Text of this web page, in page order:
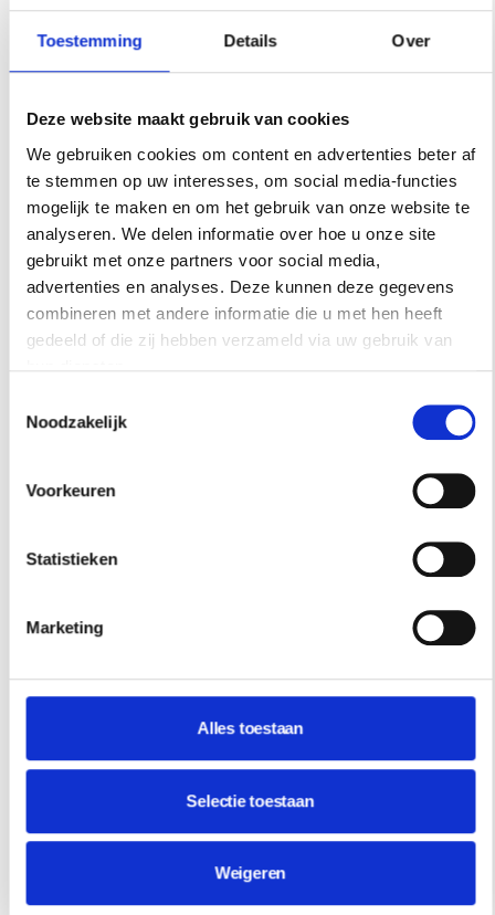
Toestemming Details Over
Deze website maakt gebruik van cookies
We gebruiken cookies om content en advertenties beter af
te stemmen op uw interesses, om social media-functies
mogelijk te maken en om het gebruik van onze website te
analyseren. We delen informatie over hoe u onze site
gebruikt met onze partners voor social media,
advertenties en analyses. Deze kunnen deze gegevens
combineren met andere informatie die u met hen heeft
gedeeld of die zij hebben verzameld via uw gebruik van
Noodzakelijk
Voorkeuren
Statistieken
Marketing
Alles toestaan
Selectie toestaan
Weigeren
Schrijf je hier in voor onze
nieuwsbrief.
INSCHRIJVEN